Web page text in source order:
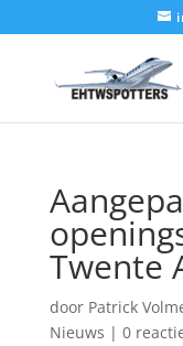
Twente
door Patrick
Nieuws | 0